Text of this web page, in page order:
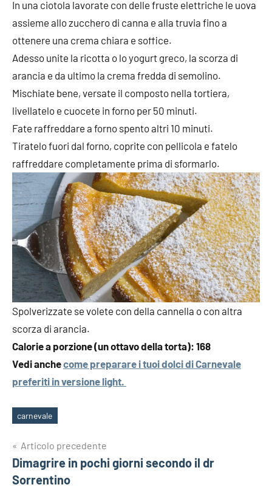
In una ciotola lavorate con delle fruste elettriche le uova
assieme allo zucchero di canna e alla truvia fino a
ottenere una crema chiara e soffice.
Adesso unite la ricotta o lo yogurt greco, la scorza di
arancia e da ultimo la crema fredda di semolino.
Mischiate bene, versate il composto nella tortiera,
livellatelo e cuocete in forno per 50 minuti.
Fate raffreddare a forno spento altri 10 minuti.
Tiratelo fuori dal forno, coprite con pellicola e fatelo
raffreddare completamente prima di sformarlo.
Spolverizzate se volete con della cannella o con altra
scorza di arancia.
Calorie a porzione (un ottavo della torta): 168
Vedi anchecome preparare i tuoi dolci di Carnevale
preferiti in versione light.
Tag
carnevale
Navigazione
articoli
Articolo precedente
Dimagrire in pochi giorni secondo il dr
Sorrentino